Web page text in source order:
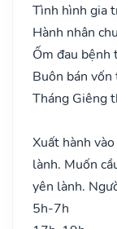
Tình hình gia
Hành nhân
Ốm đau
Buôn bán
Tháng Giêng
Xuất hành
lành. Muốn
yên lành.
5h-7h